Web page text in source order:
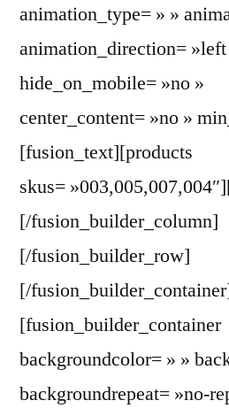
animation_type= » »
animation_direction=
hide_on_mobile= »no »
center_content= »no »
[fusion_text][products
skus=
[/fusion_builder_column]
[/fusion_builder_row]
[/
[fusion_builder_container
backgroundcolor= » »
backgroundrepeat= »no-